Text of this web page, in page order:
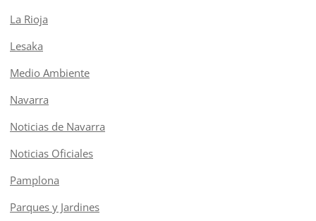
La Rioja
Lesaka
Medio Ambiente
Navarra
Noticias de Navarra
Noticias Oficiales
Pamplona
Parques y Jardines